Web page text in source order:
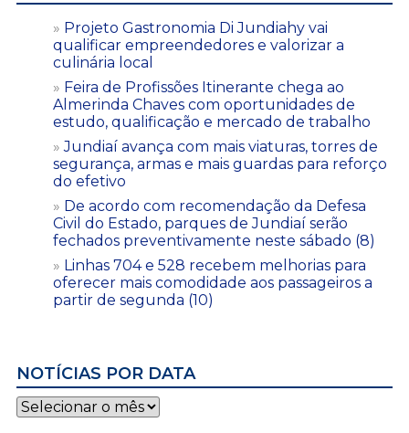
Projeto Gastronomia Di Jundiahy vai
qualificar empreendedores e valorizar a
culinária local
Feira de Profissões Itinerante chega ao
Almerinda Chaves com oportunidades de
estudo, qualificação e mercado de trabalho
Jundiaí avança com mais viaturas, torres de
segurança, armas e mais guardas para reforço
do efetivo
De acordo com recomendação da Defesa
Civil do Estado, parques de Jundiaí serão
fechados preventivamente neste sábado (8)
Linhas 704 e 528 recebem melhorias para
oferecer mais comodidade aos passageiros a
partir de segunda (10)
NOTÍCIAS POR DATA
Notícias
por